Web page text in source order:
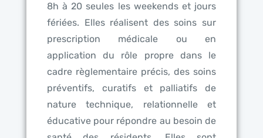
8h à 20 seules les weekends et jours
fériées. Elles réalisent des soins sur
prescription médicale ou en
application du rôle propre dans le
cadre règlementaire précis, des soins
préventifs, curatifs et palliatifs de
nature technique, relationnelle et
éducative pour répondre au besoin de